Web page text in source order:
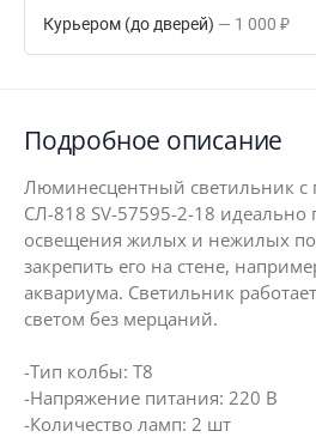
Курьером (до дверей) 1 000 ₽
Подробное описание
Люминесцентный светильник
СЛ-818 SV-57595-2-18 идеально
освещения жилых и нежилых
закрепить его на стене,
аквариума. Светильник
светом без мерцаний.
-Тип колбы: T8
-Напряжение питания: 220 В
-Количество ламп: 2 шт